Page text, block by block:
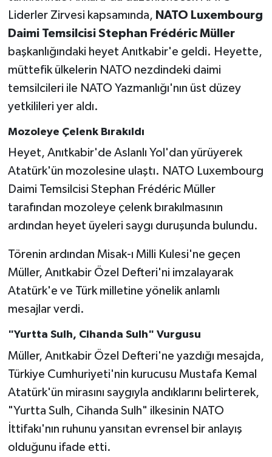
Liderler Zirvesi kapsamında, NATO Luxembourg
Daimi Temsilcisi Stephan Frédéric Müller
başkanlığındaki heyet Anıtkabir'e geldi. Heyette,
müttefik ülkelerin NATO nezdindeki daimi
temsilcileri ile NATO Yazmanlığı'nın üst düzey
yetkilileri yer aldı.
Mozoleye Çelenk Bırakıldı
Heyet, Anıtkabir'de Aslanlı Yol'dan yürüyerek
Atatürk'ün mozolesine ulaştı. NATO Luxembourg
Daimi Temsilcisi Stephan Frédéric Müller
tarafından mozoleye çelenk bırakılmasının
ardından heyet üyeleri saygı duruşunda bulundu.
Törenin ardından Misak-ı Milli Kulesi'ne geçen
Müller, Anıtkabir Özel Defteri'ni imzalayarak
Atatürk'e ve Türk milletine yönelik anlamlı
mesajlar verdi.
"Yurtta Sulh, Cihanda Sulh" Vurgusu
Müller, Anıtkabir Özel Defteri'ne yazdığı mesajda,
Türkiye Cumhuriyeti'nin kurucusu Mustafa Kemal
Atatürk'ün mirasını saygıyla andıklarını belirterek,
"Yurtta Sulh, Cihanda Sulh" ilkesinin NATO
İttifakı'nın ruhunu yansıtan evrensel bir anlayış
olduğunu ifade etti.